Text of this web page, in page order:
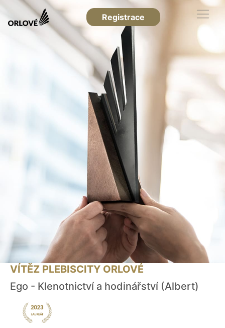
Registrace
VÍTĚZ PLEBISCITY ORLOVÉ
Ego - Klenotnictví a hodinářství (Albert)